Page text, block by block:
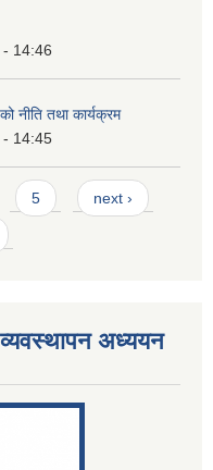
14:46
तथा कार्यक्रम
- 14:45
5 next ›
अध्ययन